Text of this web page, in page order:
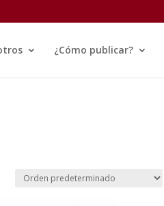
¿Cómo publicar?